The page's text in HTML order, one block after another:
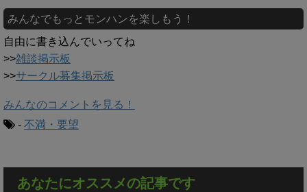
みんなでもっとモンハンを楽しもう！
自由に書き込んでいってね
>>雑談掲示板
>>サークル募集掲示板
みんなのコメントを見る！
- 不満・要望
あなたにオススメの記事です